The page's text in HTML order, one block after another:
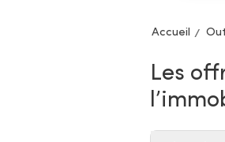
Accueil
Les